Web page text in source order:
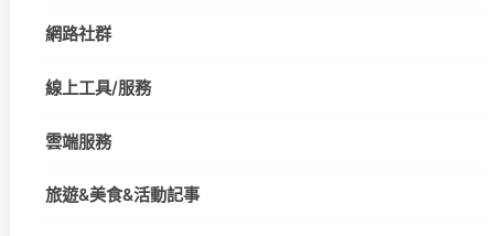
網路社群
線上工具/服務
雲端服務
旅遊&美食&活動記事